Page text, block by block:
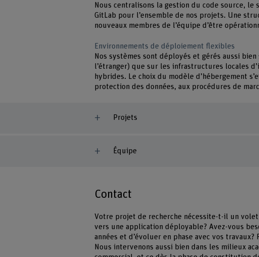
Nous centralisons la gestion du code source,
GitLab pour l’ensemble de nos projets. Une
nouveaux membres de l’équipe d’être
Environnements de déploiement flexibles
Nos systèmes sont déployés et gérés aussi
l’étranger) que sur les infrastructures locales
hybrides. Le choix du modèle d’hébergement
protection des données, aux procédures de
Projets
Équipe
Contact
Votre projet de recherche nécessite-t-il un
vers une application déployable? Avez-vous
années et d’évoluer en phase avec vos
Nous intervenons aussi bien dans les milieux